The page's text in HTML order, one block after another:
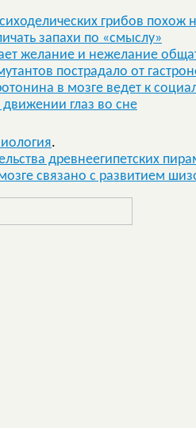
грибов похож
запахи по «смыслу»
желание и нежелание
пострадало от
в мозге ведет к
глаз во сне
.
древнеегипетских
связано с развитием